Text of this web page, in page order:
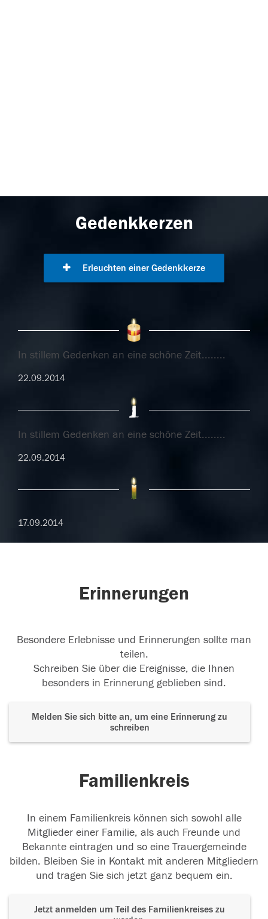
Gedenkkerzen
Erleuchten einer Gedenkkerze
In stillem Gedenken an eine schöne Zeit........
22.09.2014
In stillem Gedenken an eine schöne Zeit........
22.09.2014
17.09.2014
Erinnerungen
Besondere Erlebnisse und Erinnerungen sollte man
teilen.
Schreiben Sie über die Ereignisse, die Ihnen
besonders in Erinnerung geblieben sind.
Melden Sie sich bitte an, um eine Erinnerung zu
schreiben
Familienkreis
In einem Familienkreis können sich sowohl alle
Mitglieder einer Familie, als auch Freunde und
Bekannte eintragen und so eine Trauergemeinde
bilden. Bleiben Sie in Kontakt mit anderen Mitgliedern
und tragen Sie sich jetzt ganz bequem ein.
Jetzt anmelden um Teil des Familienkreises zu